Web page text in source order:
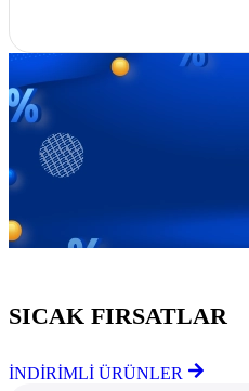
SICAK FIRSATLAR
İNDİRİMLİ ÜRÜNLER